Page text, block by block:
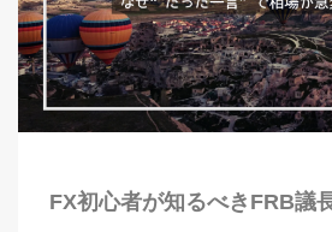
FX初心者が知るべきFRB議